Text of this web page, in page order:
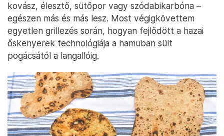
kovász, élesztő, sütőpor vagy szódabikarbóna –
egészen más és más lesz. Most végigkövettem
egyetlen grillezés során, hogyan fejlődött a hazai
őskenyerek technológiája a hamuban sült
pogácsától a langallóig.